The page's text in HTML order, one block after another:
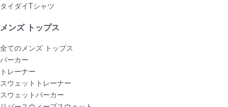
タイダイTシャツ
メンズ トップス
全てのメンズ トップス
パーカー
トレーナー
スウェットトレーナー
スウェットパーカー